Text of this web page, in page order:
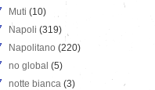
Muti (10)
Napoli (319)
Napolitano (220)
no global (5)
notte bianca (3)